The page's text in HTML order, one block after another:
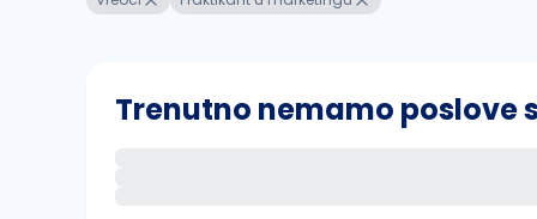
Trenutno nemamo poslove